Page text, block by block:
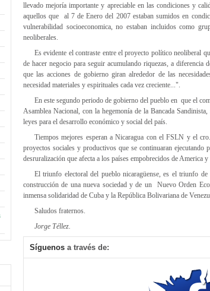
llevado mejoría importante y apreciable en las condiciones y
aquellos que al 7 de Enero del 2007 estaban sumidos en
vulnerabilidad socioeconomica, no estaban incluidos como
neoliberales.
Es evidente el contraste entre el proyecto político neoliberal
de hacer negocio para seguir acumulando riquezas, a
que las acciones de gobierno giran alrededor de las
necesidad materiales y espirituales cada vez creciente...".
En este segundo periodo de gobierno del pueblo en que el
Asamblea Nacional, con la hegemonía de la Bancada
leyes para el desarrollo económico y social del país.
Tiempos mejores esperan a Nicaragua con el FSLN y el
proyectos sociales y productivos que se continuaran
desruralización que afecta a los países empobrecidos de America y
El triunfo electoral del pueblo nicaragüense, es el triunfo
construcción de una nueva sociedad y de un Nuevo Orden
inmensa solidaridad de Cuba y la República Bolivariana de
Saludos fraternos.
Jorge Téllez.
Síguenos a través de: